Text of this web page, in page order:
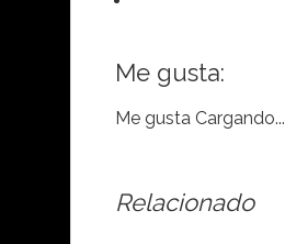
Me gusta:
Me gusta Cargando...
Relacionado